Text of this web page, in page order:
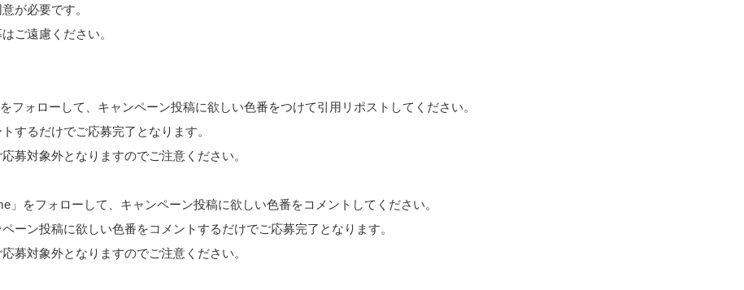
が必要です。
ご遠慮ください。
フォローして、キャンペーン投稿に欲しい色番をつけて引用リポストしてください。
するだけでご応募完了となります。
募対象外となりますのでご注意ください。
」をフォローして、キャンペーン投稿に欲しい色番をコメントしてください。
ーン投稿に欲しい色番をコメントするだけでご応募完了となります。
募対象外となりますのでご注意ください。